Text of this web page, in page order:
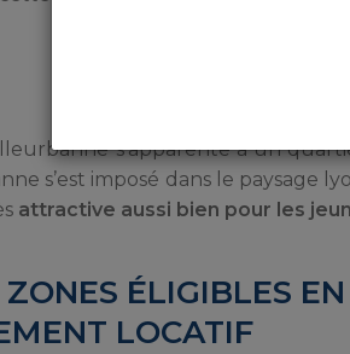
s’apparente à un
s’est imposé dans le paysage
attractive aussi bien pour les
ÉLIGIBLES
LOCATIF